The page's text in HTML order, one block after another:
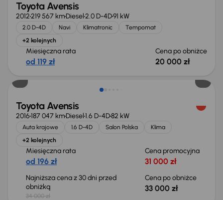
Toyota Avensis
2012219 567 kmDiesel2.0 D-4D91 kW
2.0 D-4D Navi Klimatronic
Tempomat
+2 kolejnych
Miesięczna rata
od 119 zł
Cena po obniżce
20 000 zł
Świeżo skupione
Toyota Avensis
2016187 047 kmDiesel1.6 D-4D82 kW
Auta krajowe 1.6 D-4D Salon Polska
Klima
+2 kolejnych
Miesięczna rata
od 196 zł
Cena promocyjna
31 000 zł
Najniższa cena z 30 dni przed
obniżką
34 000 zł
Cena po obniżce
33 000 zł